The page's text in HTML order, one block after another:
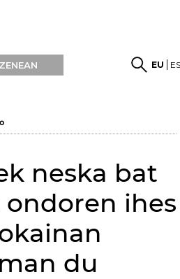
EU
neska bat
ihes
du